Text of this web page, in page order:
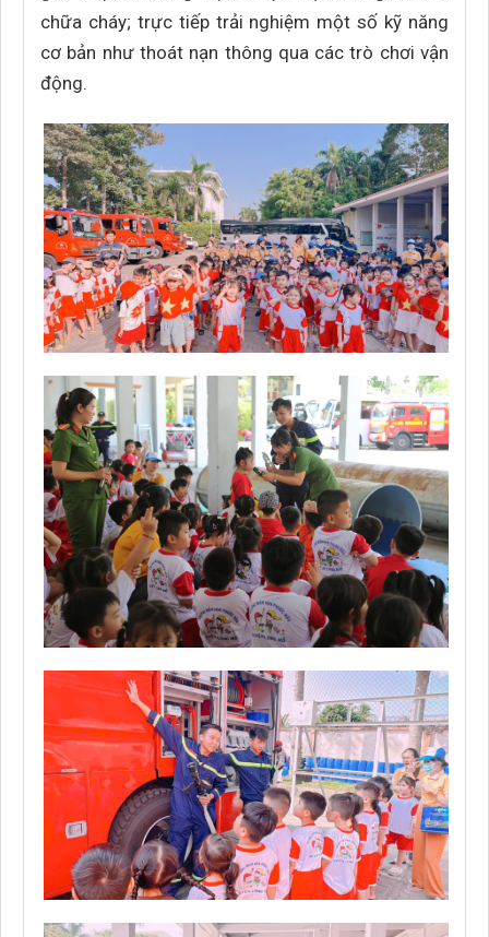
chữa cháy; trực tiếp trải nghiệm một số kỹ năng
cơ bản như thoát nạn thông qua các trò chơi vận
động.